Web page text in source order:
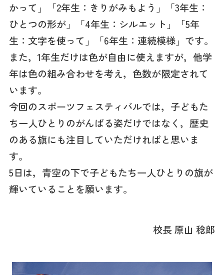
かって」「2年生：きりがみもよう」「3年生：
ひとつの形が」「4年生：シルエット」「5年
生：文字を使って」「6年生：連続模様」です。
また，1年生だけは色が自由に使えますが，他学
年は色の組み合わせを考え，色数が限定されて
います。
今回のスポーツフェスティバルでは，子どもた
ち一人ひとりのがんばる姿だけではなく，歴史
のある旗にも注目していただければと思いま
す。
5日は，青空の下で子どもたち一人ひとりの旗が
輝いていることを願います。
校長 原山 稔郎